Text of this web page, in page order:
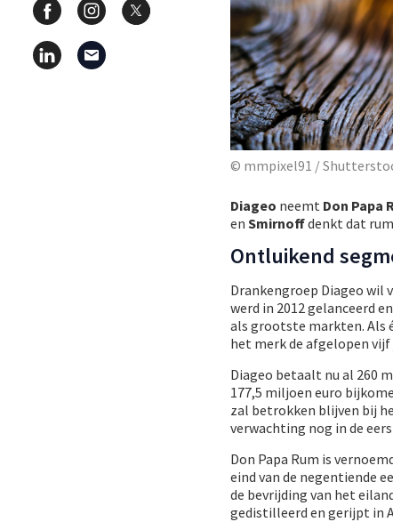
© mmpixel91 /
Diageo neemt Don Papa
en Smirnoffdenkt dat
Ontluikend
Drankengroep Diageo wil
werd in 2012 gelanceerd
als grootste markten. Als
het merk de afgelopen
Diageo betaalt nu al 260
177,5 miljoen euro
zal betrokken blijven bij
verwachting nog in de
Don Papa Rum is
eind van de negentiende
de bevrijding van het
gedistilleerd en gerijpt in